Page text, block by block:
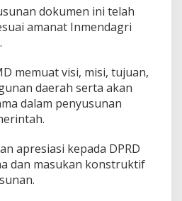
dokumen ini telah
amanat Inmendagri
memuat visi, misi, tujuan,
daerah serta akan
dalam penyusunan
apresiasi kepada DPRD
dan masukan konstruktif